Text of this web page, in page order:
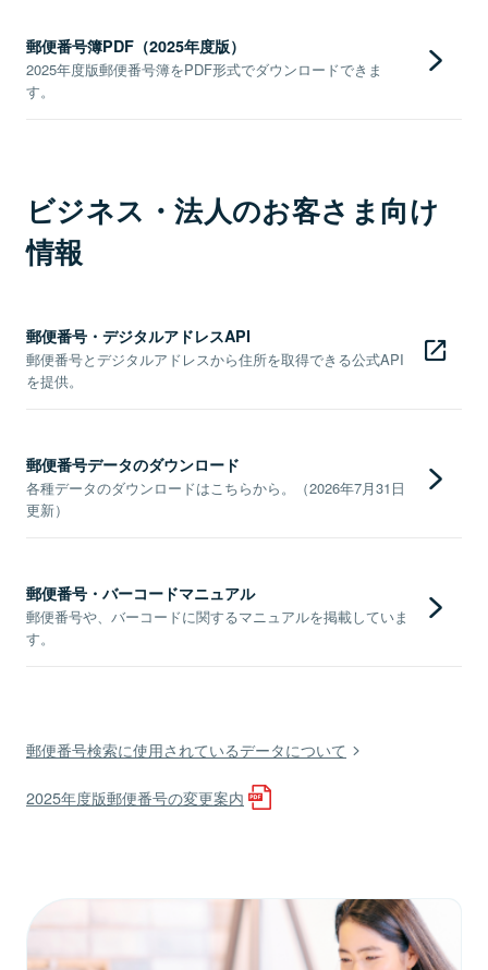
郵便番号簿PDF（2025年度版）
2025年度版郵便番号簿をPDF形式でダウンロードできま
す。
ビジネス・法人のお客さま向け
情報
郵便番号・デジタルアドレスAPI
郵便番号とデジタルアドレスから住所を取得できる公式API
を提供。
郵便番号データのダウンロード
各種データのダウンロードはこちらから。（2026年7月31日
更新）
郵便番号・バーコードマニュアル
郵便番号や、バーコードに関するマニュアルを掲載していま
す。
郵便番号検索に使用されているデータについて
2025年度版郵便番号の変更案内